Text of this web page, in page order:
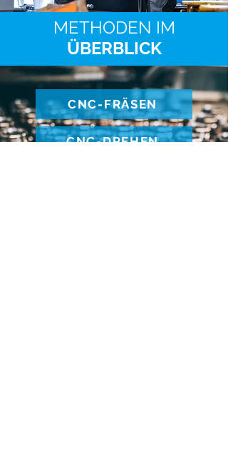
METHODEN IM
ÜBERBLICK
CNC-FRÄSEN
CNC-DREHEN